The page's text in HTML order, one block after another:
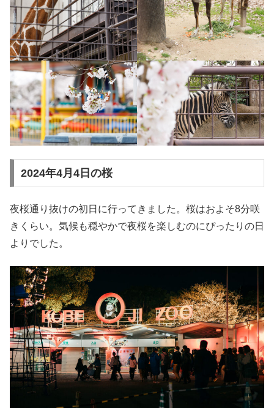
2024年4月4日の桜
夜桜通り抜けの初日に行ってきました。桜はおよそ8分咲
きくらい。気候も穏やかで夜桜を楽しむのにぴったりの日
よりでした。